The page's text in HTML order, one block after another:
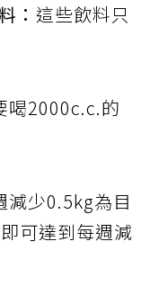
： 這些飲料只
喝2000c.c.的
減少0.5kg為目
可達到每週減